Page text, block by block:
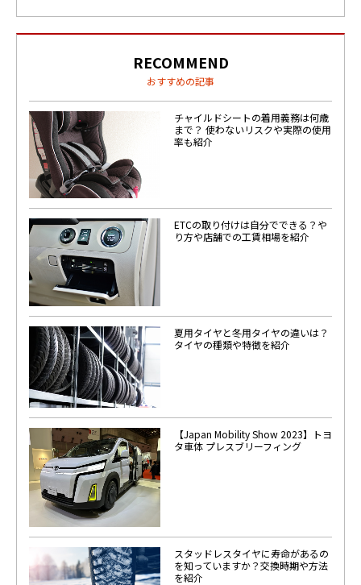
RECOMMEND
おすすめの記事
チャイルドシートの着用義務は何歳
まで？ 使わないリスクや実際の使用
率も紹介
ETCの取り付けは自分でできる？や
り方や店舗での工賃相場を紹介
夏用タイヤと冬用タイヤの違いは？
タイヤの種類や特徴を紹介
【Japan Mobility Show 2023】トヨ
タ車体 プレスブリーフィング
スタッドレスタイヤに寿命があるの
を知っていますか？交換時期や方法
を紹介